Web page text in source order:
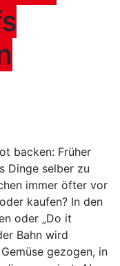
backen: Früher
Dinge selber zu
immer öfter vor
kaufen? In den
oder „Do it
Bahn wird
gezogen, in